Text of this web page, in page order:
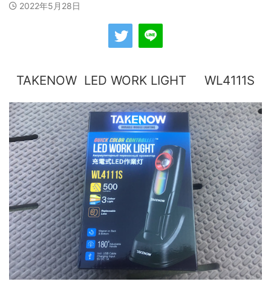
2022年5月28日
TAKENOW LED WORK LIGHT WL4111S